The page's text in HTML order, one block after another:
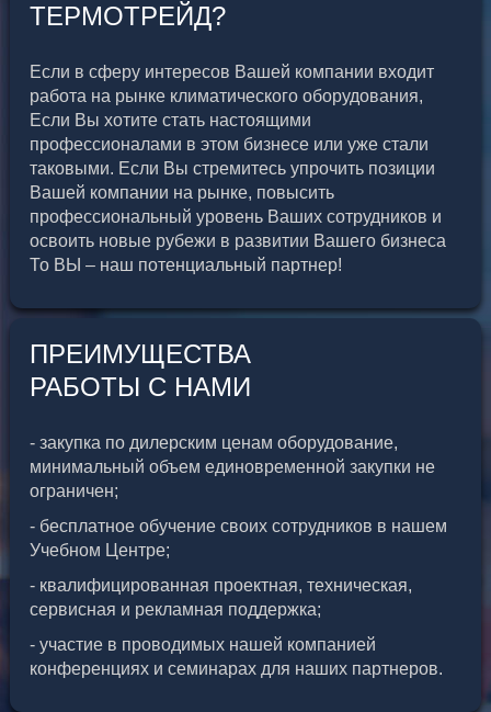
ТЕРМОТРЕЙД?
Если в сферу интересов Вашей компании входит
работа на рынке климатического оборудования,
Если Вы хотите стать настоящими
профессионалами в этом бизнесе или уже стали
таковыми. Если Вы стремитесь упрочить позиции
Вашей компании на рынке, повысить
профессиональный уровень Ваших сотрудников и
освоить новые рубежи в развитии Вашего бизнеса
То ВЫ – наш потенциальный партнер!
ПРЕИМУЩЕСТВА
РАБОТЫ С НАМИ
- закупка по дилерским ценам оборудование,
минимальный объем единовременной закупки не
ограничен;
- бесплатное обучение своих сотрудников в нашем
Учебном Центре;
- квалифицированная проектная, техническая,
сервисная и рекламная поддержка;
- участие в проводимых нашей компанией
конференциях и семинарах для наших партнеров.